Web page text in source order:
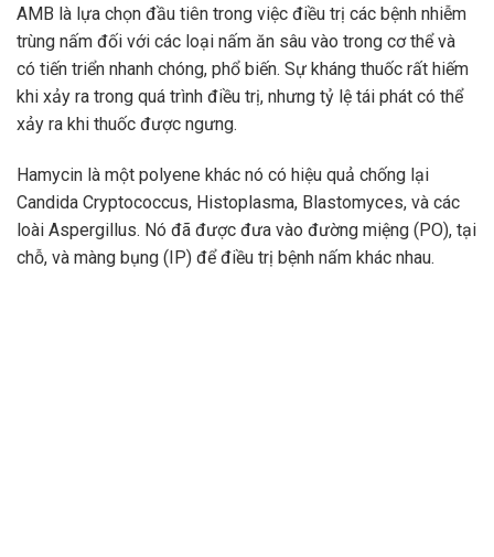
AMB là lựa chọn đầu tiên trong việc điều trị các bệnh nhiễm
trùng nấm đối với các loại nấm ăn sâu vào trong cơ thể và
có tiến triển nhanh chóng, phổ biến. Sự kháng thuốc rất hiếm
khi xảy ra trong quá trình điều trị, nhưng tỷ lệ tái phát có thể
xảy ra khi thuốc được ngưng.
Hamycin là một polyene khác nó có hiệu quả chống lại
Candida Cryptococcus, Histoplasma, Blastomyces, và các
loài Aspergillus. Nó đã được đưa vào đường miệng (PO), tại
chỗ, và màng bụng (IP) để điều trị bệnh nấm khác nhau.